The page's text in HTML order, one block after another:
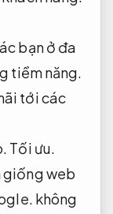
bạn ở đa
tiềm năng.
tới các
Tối ưu.
giống web
không